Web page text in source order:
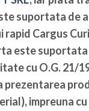
suportata de
rapid Cargus
este suportata
cu O.G. 21/
prezentarea
impreuna